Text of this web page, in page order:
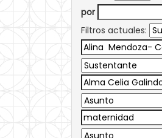
por
Filtros actuales: